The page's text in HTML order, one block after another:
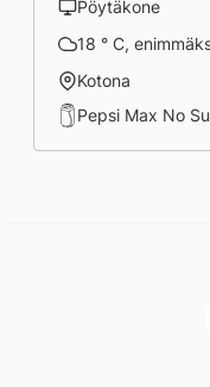
Pöytäkone
18 ° C,
Kotona
Pepsi Max No